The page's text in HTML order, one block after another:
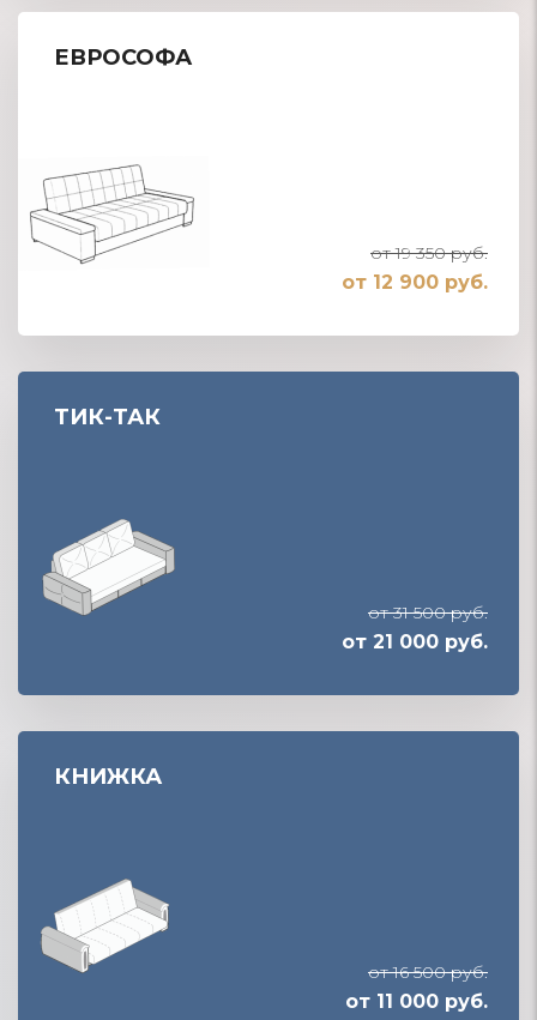
ЕВРОСОФА
от 19 350 руб.
от 12 900 руб.
ТИК-ТАК
от 31 500 руб.
от 21 000 руб.
КНИЖКА
от 16 500 руб.
от 11 000 руб.